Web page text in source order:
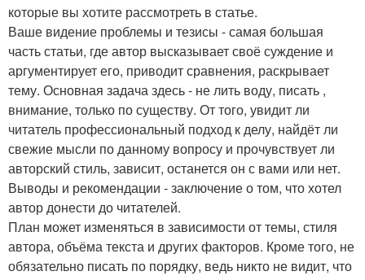
которые вы хотите рассмотреть в статье.
Ваше видение проблемы и тезисы - самая большая
часть статьи, где автор высказывает своё суждение и
аргументирует его, приводит сравнения, раскрывает
тему. Основная задача здесь - не лить воду, писать ,
внимание, только по существу. От того, увидит ли
читатель профессиональный подход к делу, найдёт ли
свежие мысли по данному вопросу и прочувствует ли
авторский стиль, зависит, останется он с вами или нет.
Выводы и рекомендации - заключение о том, что хотел
автор донести до читателей.
План может изменяться в зависимости от темы, стиля
автора, объёма текста и других факторов. Кроме того, не
обязательно писать по порядку, ведь никто не видит, что